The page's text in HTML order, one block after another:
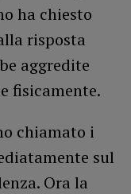
ha chiesto
risposta
aggredite
fisicamente.
chiamato i
sul
Ora la